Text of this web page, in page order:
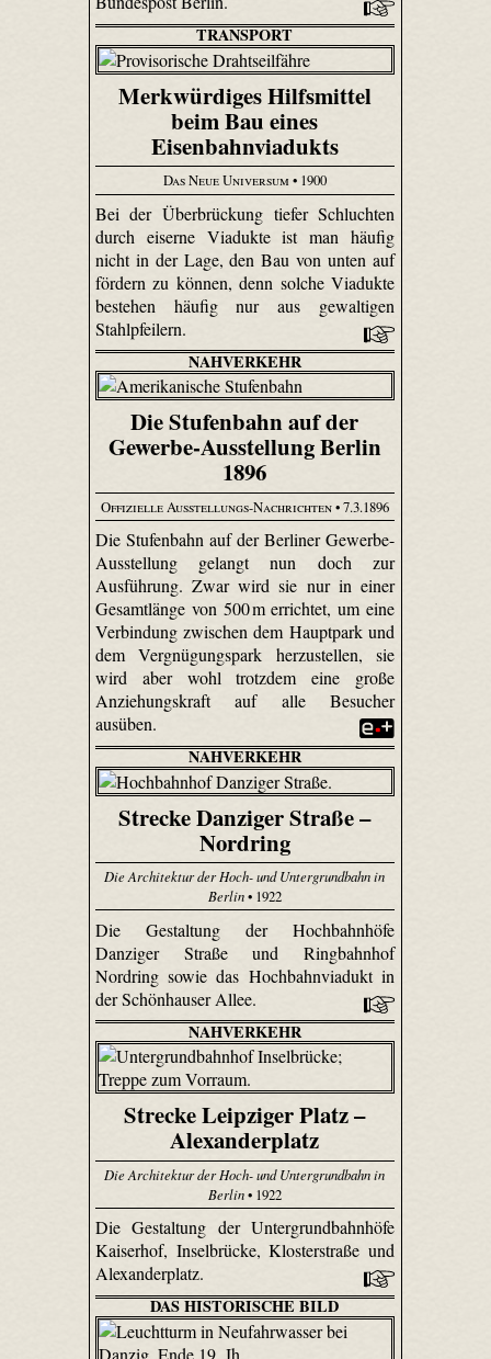
TRANSPORT
Merkwürdiges Hilfsmittel
beim Bau eines
Eisenbahnviadukts
Das Neue Universum • 1900
Bei der Überbrückung tiefer Schluchten
durch eiserne Viadukte ist man häufig
nicht in der Lage, den Bau von unten auf
fördern zu können, denn solche Viadukte
bestehen häufig nur aus gewaltigen
Stahlpfeilern.
NAHVERKEHR
Die Stufenbahn auf der
Gewerbe-Ausstellung Berlin
1896
Offizielle Ausstellungs-Nachrichten• 7.3.1896
Die Stufenbahn auf der Berliner Gewerbe-
Ausstellung gelangt nun doch zur
Ausführung. Zwar wird sie nur in einer
Gesamtlänge von 500 m errichtet, um eine
Verbindung zwischen dem Hauptpark und
dem Vergnügungspark herzustellen, sie
wird aber wohl trotzdem eine große
Anziehungskraft auf alle Besucher
ausüben.
NAHVERKEHR
Strecke Danziger Straße –
Nordring
Die Architektur der Hoch- und Untergrundbahn in
Berlin• 1922
Die Gestaltung der Hochbahnhöfe
Danziger Straße und Ringbahnhof
Nordring sowie das Hochbahnviadukt in
der Schönhauser Allee.
NAHVERKEHR
Strecke Leipziger Platz –
Alexanderplatz
Die Architektur der Hoch- und Untergrundbahn in
Berlin• 1922
Die Gestaltung der Untergrundbahnhöfe
Kaiserhof, Inselbrücke, Klosterstraße und
Alexanderplatz.
DAS HISTORISCHE BILD